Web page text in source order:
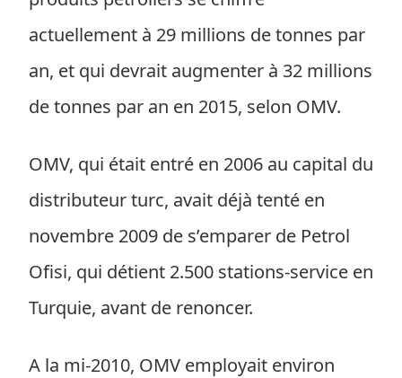
actuellement à 29 millions de tonnes par
an, et qui devrait augmenter à 32 millions
de tonnes par an en 2015, selon OMV.
OMV, qui était entré en 2006 au capital du
distributeur turc, avait déjà tenté en
novembre 2009 de s’emparer de Petrol
Ofisi, qui détient 2.500 stations-service en
Turquie, avant de renoncer.
A la mi-2010, OMV employait environ